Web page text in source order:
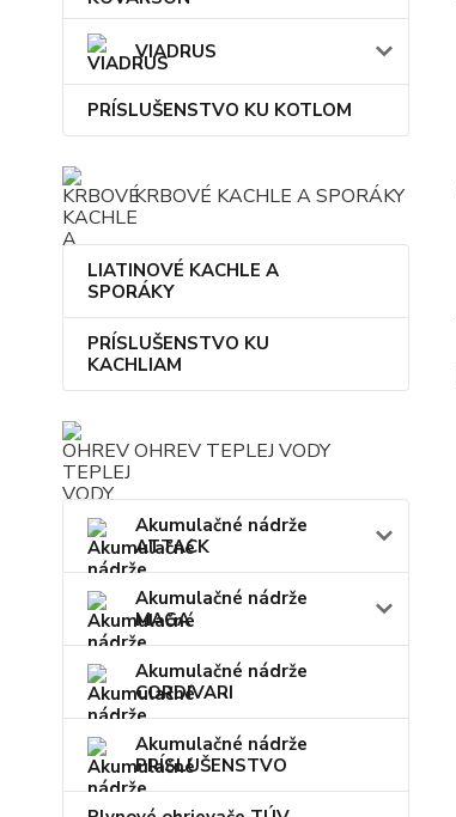
VIADRUS
PRÍSLUŠENSTVO KU KOTLOM
KRBOVÉ KACHLE A SPORÁKY
LIATINOVÉ KACHLE A
SPORÁKY
PRÍSLUŠENSTVO KU
KACHLIAM
OHREV TEPLEJ VODY
Akumulačné nádrže
ATTACK
Akumulačné nádrže
MAGA
Akumulačné nádrže
CORDIVARI
Akumulačné nádrže
PRÍSLUŠENSTVO